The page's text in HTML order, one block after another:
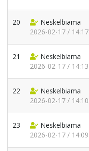
20
Neskelbiama
2026-02-17 / 14:17
21
Neskelbiama
2026-02-17 / 14:13
22
Neskelbiama
2026-02-17 / 14:10
23
Neskelbiama
2026-02-17 / 14:09